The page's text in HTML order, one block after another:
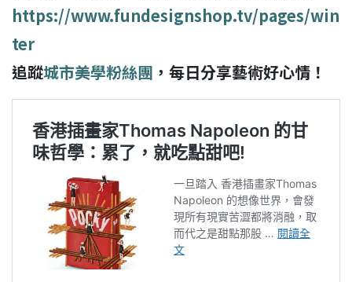
https://www.fundesignshop.tv/pages/win
ter
追蹤城市美學粉絲團 ，每日分享藝術好心情！